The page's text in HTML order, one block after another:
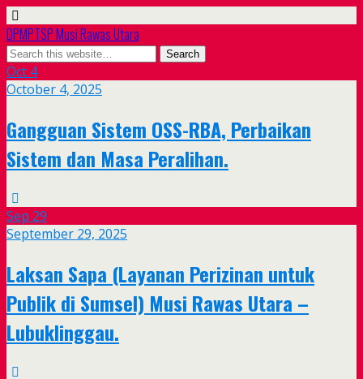
DPMPTSP Musi Rawas Utara
Oct 4
October 4, 2025
Gangguan Sistem OSS-RBA, Perbaikan
Sistem dan Masa Peralihan.
Sep 29
September 29, 2025
Laksan Sapa (Layanan Perizinan untuk
Publik di Sumsel) Musi Rawas Utara –
Lubuklinggau.